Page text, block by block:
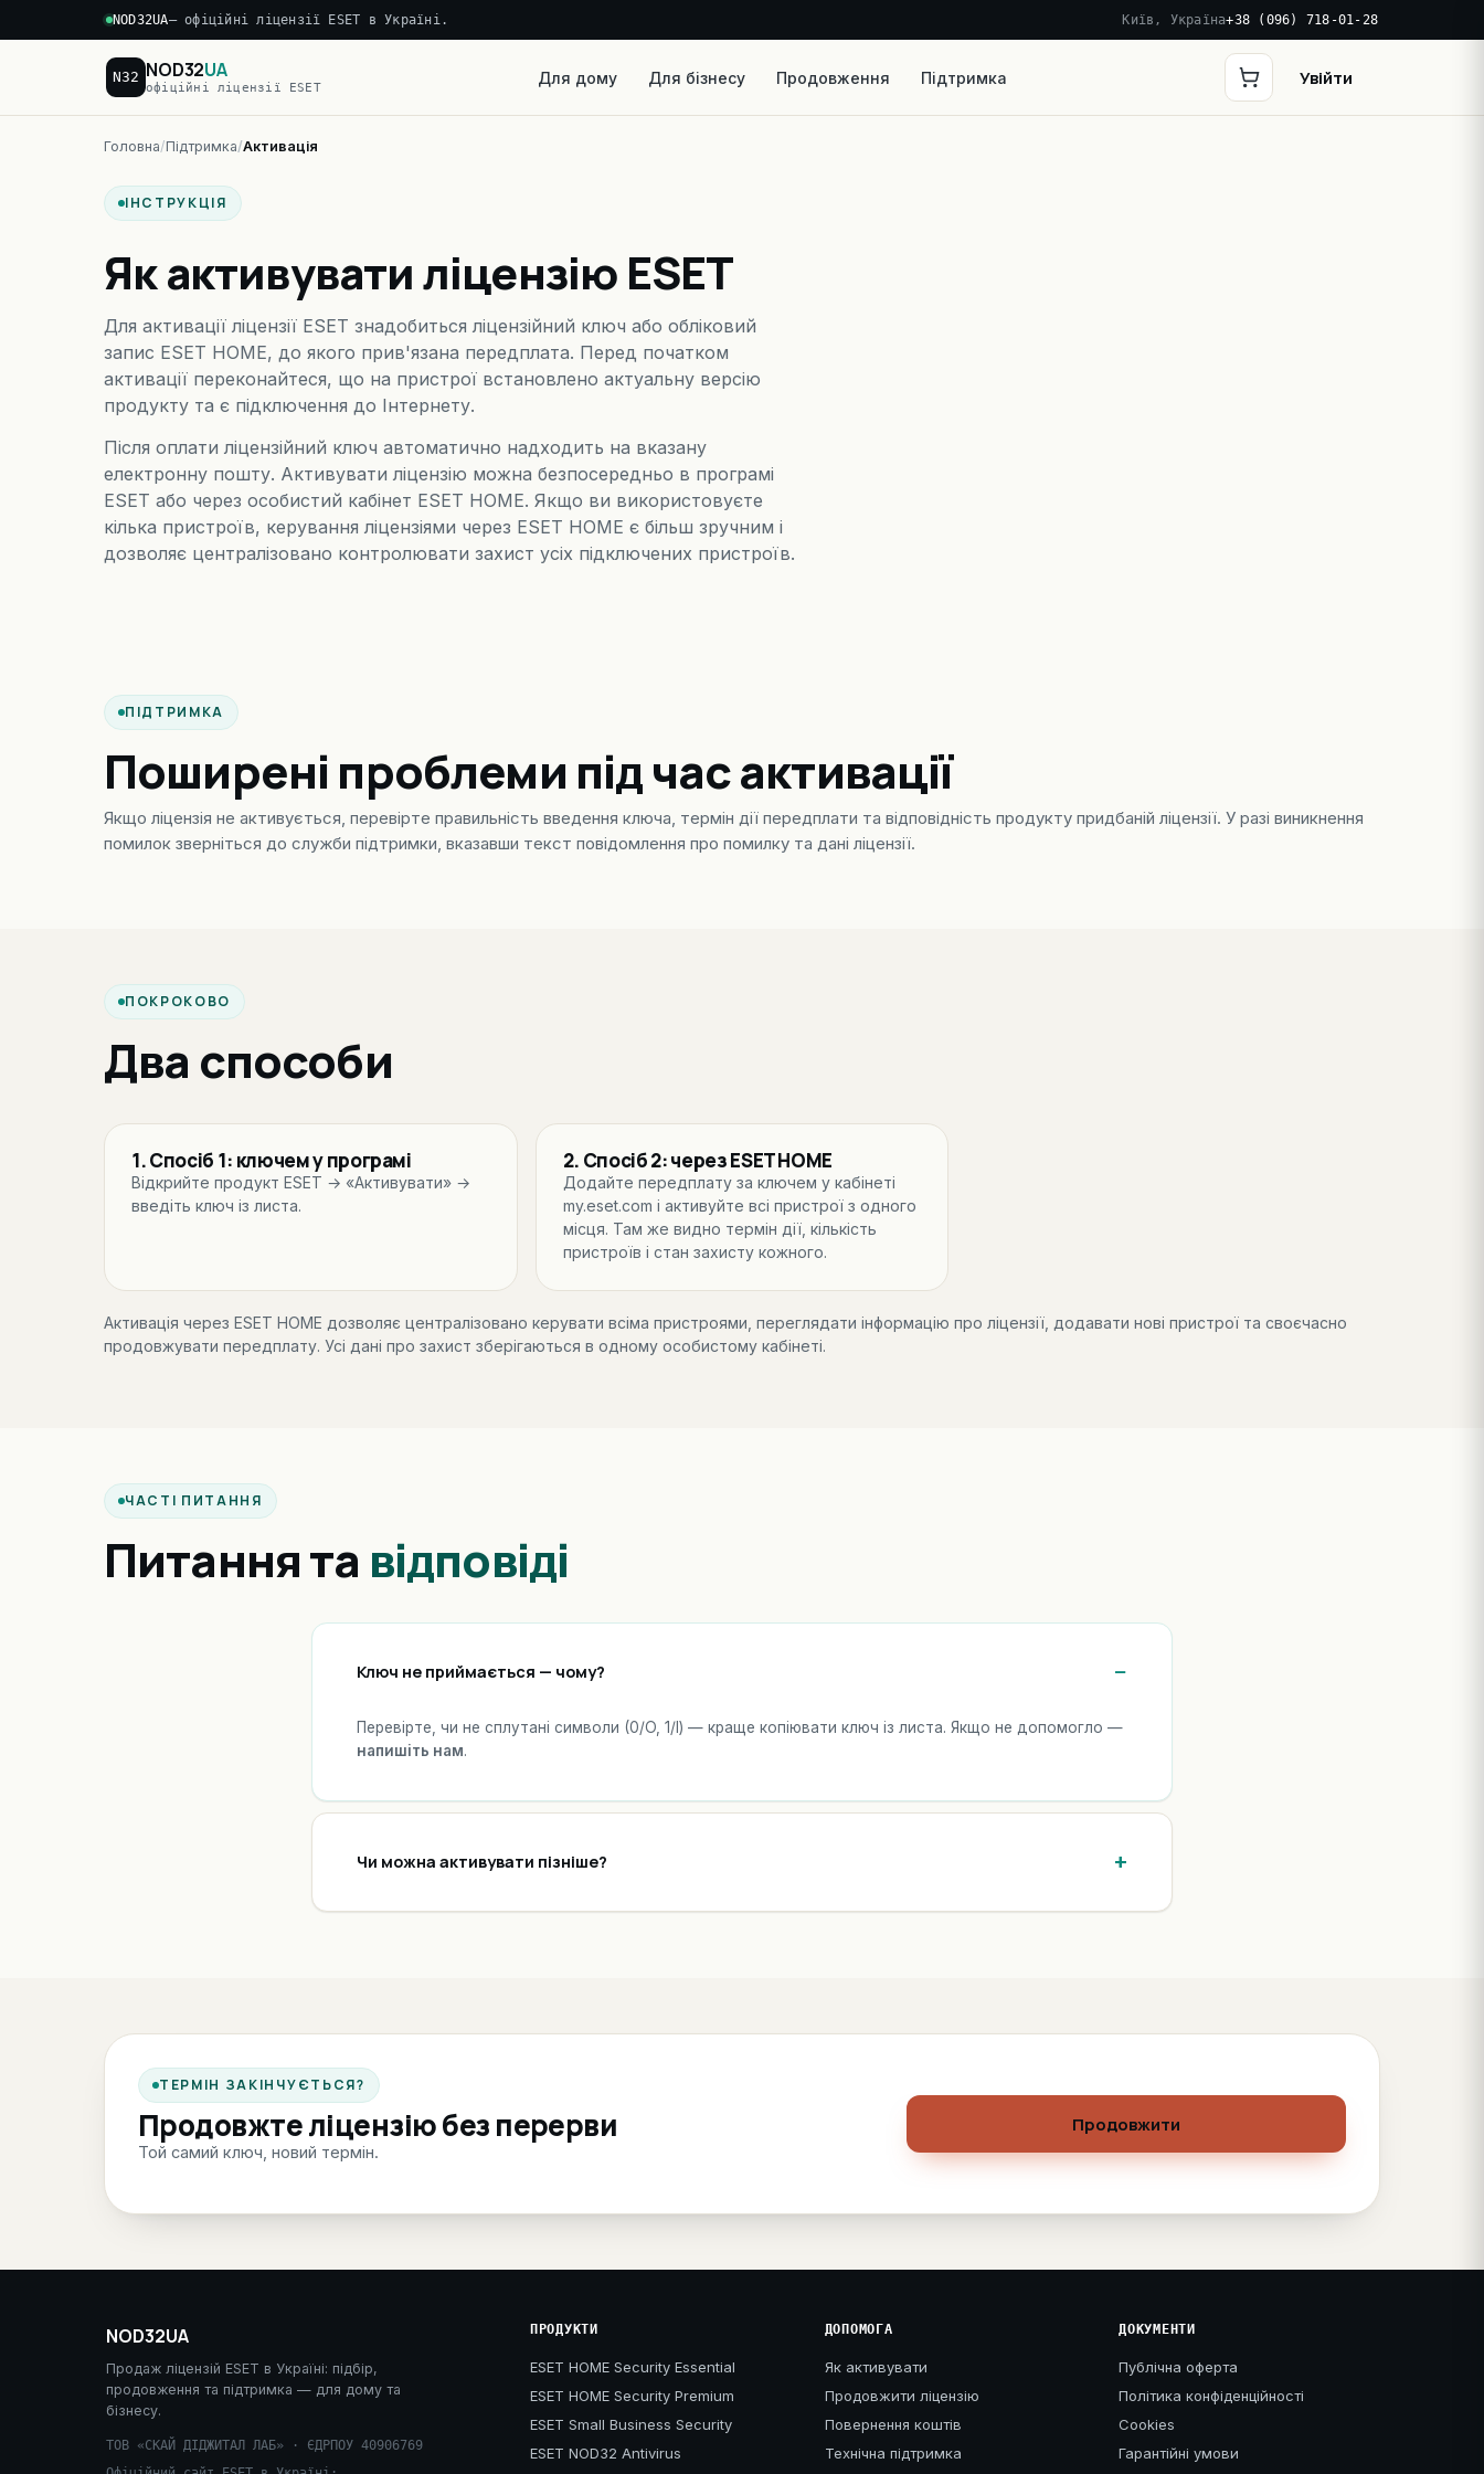
NOD32UA— офіційні ліцензії ESET в Україні. Київ, Україна+38 (096) 718-01-28
N32 NOD32UA
офіційні ліцензії ESET
Для дому Для бізнесу Продовження Підтримка Увійти
Головна Підтримка Активація
ІНСТРУКЦІЯ
Як активувати ліцензію ESET
Для активації ліцензії ESET знадобиться ліцензійний ключ або обліковий
запис ESET HOME, до якого прив'язана передплата. Перед початком
активації переконайтеся, що на пристрої встановлено актуальну версію
продукту та є підключення до Інтернету.
Після оплати ліцензійний ключ автоматично надходить на вказану
електронну пошту. Активувати ліцензію можна безпосередньо в програмі
ESET або через особистий кабінет ESET HOME. Якщо ви використовуєте
кілька пристроїв, керування ліцензіями через ESET HOME є більш зручним і
дозволяє централізовано контролювати захист усіх підключених пристроїв.
ПІДТРИМКА
Поширені проблеми під час активації
Якщо ліцензія не активується, перевірте правильність введення ключа, термін дії передплати та відповідність продукту придбаній ліцензії. У разі виникнення
помилок зверніться до служби підтримки, вказавши текст повідомлення про помилку та дані ліцензії.
ПОКРОКОВО
Два способи
1. Спосіб 1: ключем у програмі
Відкрийте продукт ESET → «Активувати» →
введіть ключ із листа.
2. Спосіб 2: через ESET HOME
Додайте передплату за ключем у кабінеті
my.eset.com і активуйте всі пристрої з одного
місця. Там же видно термін дії, кількість
пристроїв і стан захисту кожного.
Активація через ESET HOME дозволяє централізовано керувати всіма пристроями, переглядати інформацію про ліцензії, додавати нові пристрої та своєчасно
продовжувати передплату. Усі дані про захист зберігаються в одному особистому кабінеті.
ЧАСТІ ПИТАННЯ
Питання та відповіді
Ключ не приймається — чому?
Перевірте, чи не сплутані символи (0/O, 1/I) — краще копіювати ключ із листа. Якщо не допомогло —
напишіть нам.
Чи можна активувати пізніше?
ТЕРМІН ЗАКІНЧУЄТЬСЯ?
Продовжте ліцензію без перерви
Той самий ключ, новий термін.
Продовжити
NOD32UA
Продаж ліцензій ESET в Україні: підбір,
продовження та підтримка — для дому та
бізнесу.
ТОВ «СКАЙ ДІДЖИТАЛ ЛАБ» · ЄДРПОУ 40906769
ПРОДУКТИ
ESET HOME Security Essential
ESET HOME Security Premium
ESET Small Business Security
ESET NOD32 Antivirus
ДОПОМОГА
Як активувати
Продовжити ліцензію
Повернення коштів
Технічна підтримка
ДОКУМЕНТИ
Публічна оферта
Політика конфіденційності
Cookies
Гарантійні умови